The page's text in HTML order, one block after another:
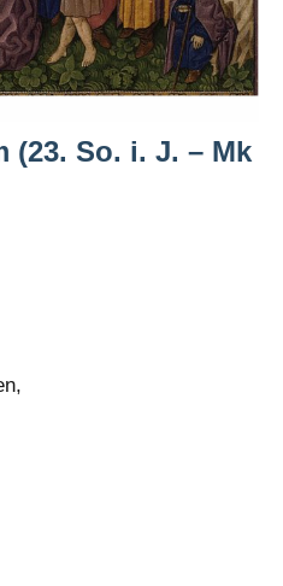
(23. So. i. J. – Mk